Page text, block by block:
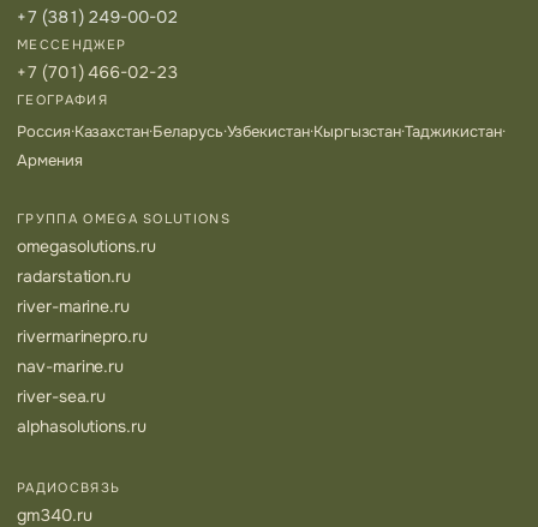
+7 (381) 249-00-02
МЕССЕНДЖЕР
+7 (701) 466-02-23
ГЕОГРАФИЯ
Россия·Казахстан·Беларусь·Узбекистан·Кыргызстан·Таджикистан·
Армения
ГРУППА OMEGA SOLUTIONS
omegasolutions.ru
radarstation.ru
river-marine.ru
rivermarinepro.ru
nav-marine.ru
river-sea.ru
alphasolutions.ru
РАДИОСВЯЗЬ
gm340.ru